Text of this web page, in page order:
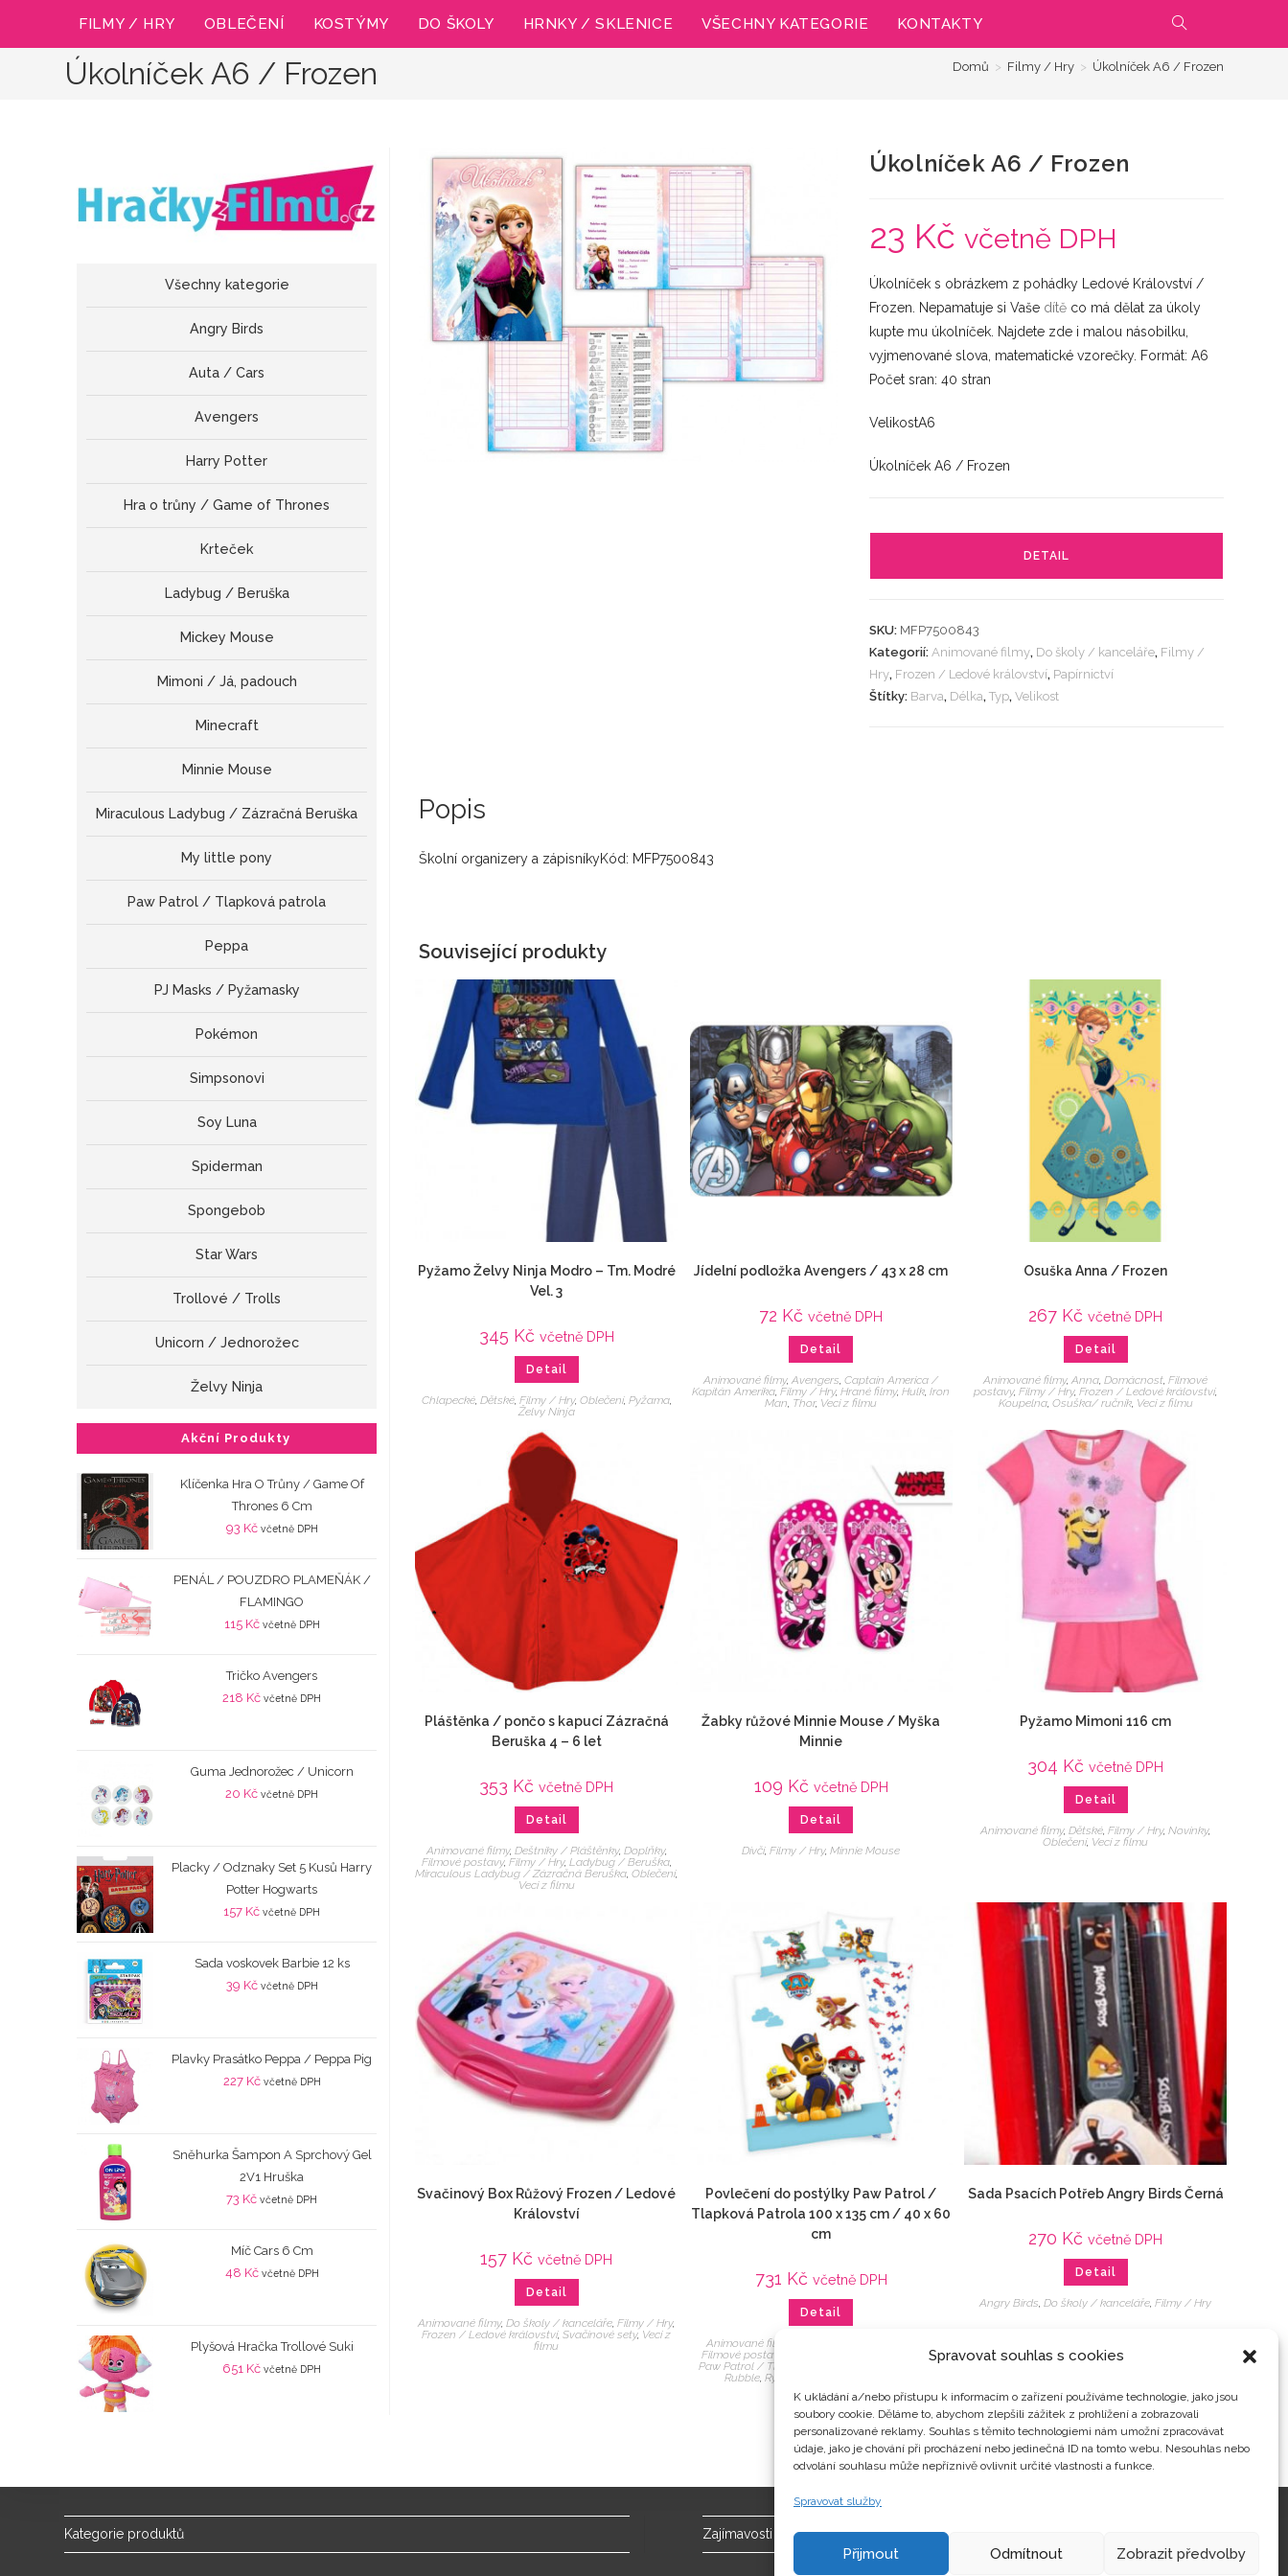
Spravovat souhlas s cookies
K ukládání a/nebo přístupu k informacím o zařízení používáme technologie, jako jsou
soubory cookie. Děláme to, abychom zlepšili zážitek z prohlížení a zobrazovali
personalizované reklamy. Souhlas s těmito technologiemi nám umožní zpracovávat
údaje, jako je chování při procházení nebo jedinečná ID na tomto webu. Nesouhlas nebo
odvolání souhlasu může nepříznivě ovlivnit určité vlastnosti a funkce.
Spravovat služby
Přijmout Odmítnout Zobrazit předvolby
FILMY / HRY OBLEČENÍ KOSTÝMY DO ŠKOLY HRNKY / SKLENICE VŠECHNY KATEGORIE KONTAKTY PŘEPNOUT
VYHLEDÁVÁNÍ
Úkolníček A6 / Frozen Domů > Filmy / Hry > Úkolníček A6 / Frozen
Úkolníček A6 / Frozen
23 Kč včetně DPH
Úkolníček s obrázkem z pohádky Ledové Království /
Frozen. Nepamatuje si Vaše dítě co má dělat za úkoly
kupte mu úkolníček. Najdete zde i malou násobilku,
vyjmenované slova, matematické vzorečky. Formát: A6
Počet sran: 40 stran
VelikostA6
Úkolníček A6 / Frozen
DETAIL
SKU: MFP7500843
Kategorií:Animované filmy, Do školy / kanceláře, Filmy /
Hry, Frozen / Ledové království, Papírnictví
Štítky: Barva, Délka,Typ,Velikost
Popis
Školní organizery a zápisníkyKód: MFP7500843
Související produkty
Pyžamo Želvy Ninja Modro – Tm. Modré
Vel. 3
345 Kč včetně DPH
Detail
Chlapecké, Dětské, Filmy / Hry, Oblečení, Pyžama,
Želvy Ninja
Jídelní podložka Avengers / 43 x 28 cm
72 Kč včetně DPH
Detail
Animované filmy,Avengers,Captain America /
Kapitán Amerika,Filmy / Hry,Hrané filmy,Hulk,Iron
Man, Thor, Veci z filmu
Osuška Anna / Frozen
267 Kč včetně DPH
Detail
Animované filmy,Anna,Domácnost,Filmové
postavy,Filmy / Hry,Frozen / Ledové království,
Koupelna, Osuška/ ručník, Veci z filmu
Pláštěnka / pončo s kapucí Zázračná
Beruška 4 – 6 let
353 Kč včetně DPH
Detail
Animované filmy, Deštníky / Pláštěnky, Doplňky,
Filmové postavy, Filmy / Hry, Ladybug / Beruška,
Miraculous Ladybug / Zázračná Beruška ,Oblečení,
Veci z filmu
Žabky růžové Minnie Mouse / Myška
Minnie
109 Kč včetně DPH
Detail
Dívčí,Filmy / Hry,Minnie Mouse
Pyžamo Mimoni 116 cm
304 Kč včetně DPH
Detail
Animované filmy,Dětské ,Filmy / Hry,Novinky,
Oblečení, Veci z filmu
Svačinový Box Růžový Frozen / Ledové
Království
157 Kč včetně DPH
Detail
Animované filmy,Do školy / kanceláře,Filmy / Hry,
Frozen / Ledové království,Svačinové sety, Veci z
filmu
Povlečení do postýlky Paw Patrol /
Tlapková Patrola 100 x 135 cm / 40 x 60
cm
731 Kč včetně DPH
Detail
Animované filmy
Filmové postavy
Marshall,
Paw Patrol / Tlapková patrola
Rocky
Rubble,Ryder
Sada Psacích Potřeb Angry Birds Černá
270 Kč včetně DPH
Detail
Angry Birds,Do školy / kanceláře,Filmy / Hry
Všechny kategorie
Angry Birds
Auta / Cars
Avengers
Harry Potter
Hra o trůny / Game of Thrones
Krteček
Ladybug / Beruška
Mickey Mouse
Mimoni / Já, padouch
Minecraft
Minnie Mouse
Miraculous Ladybug / Zázračná Beruška
My little pony
Paw Patrol / Tlapková patrola
Peppa
PJ Masks / Pyžamasky
Pokémon
Simpsonovi
Soy Luna
Spiderman
Spongebob
Star Wars
Trollové / Trolls
Unicorn / Jednorožec
Želvy Ninja
Akční Produkty
Klíčenka Hra O Trůny / Game Of
Thrones 6 Cm
93 Kč včetně DPH
PENÁL / POUZDRO PLAMEŇÁK /
FLAMINGO
115 Kč včetně DPH
Tričko Avengers
218 Kč včetně DPH
Guma Jednorožec / Unicorn
20 Kč včetně DPH
Placky / Odznaky Set 5 Kusů Harry
Potter Hogwarts
157 Kč včetně DPH
Sada voskovek Barbie 12 ks
39 Kč včetně DPH
Plavky Prasátko Peppa / Peppa Pig
227 Kč včetně DPH
Sněhurka Šampon A Sprchový Gel
2V1 Hruška
73 Kč včetně DPH
Míč Cars 6 Cm
48 Kč včetně DPH
Plyšová Hračka Trollové Suki
651 Kč včetně DPH
Kategorie produktů Zajímavosti